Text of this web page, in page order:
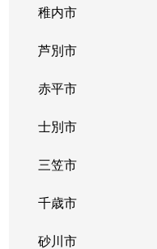
稚内市
芦別市
赤平市
士別市
三笠市
千歳市
砂川市